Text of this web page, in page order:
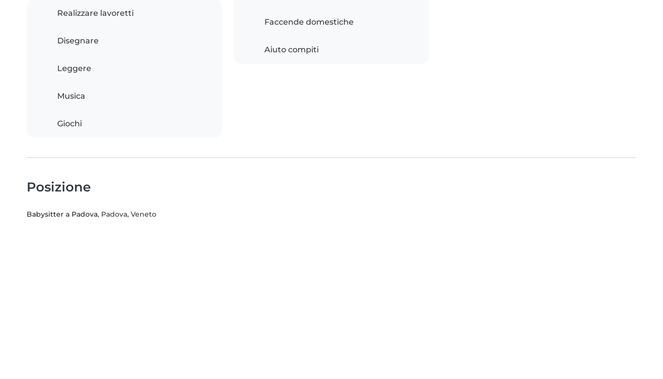
Realizzare lavoretti
Disegnare
Leggere
Musica
Giochi
Faccende domestiche
Aiuto compiti
Posizione
Babysitter a Padova, Padova, Veneto